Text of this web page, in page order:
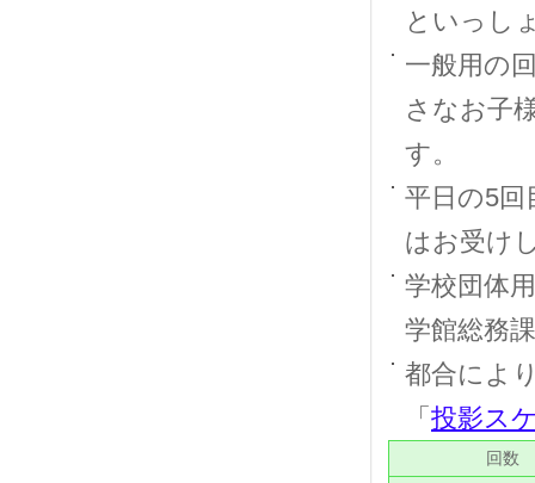
といっし
一般用の
さなお子
す。
平日の5回
はお受け
学校団体
学館総務
都合によ
「 投影ス
回数